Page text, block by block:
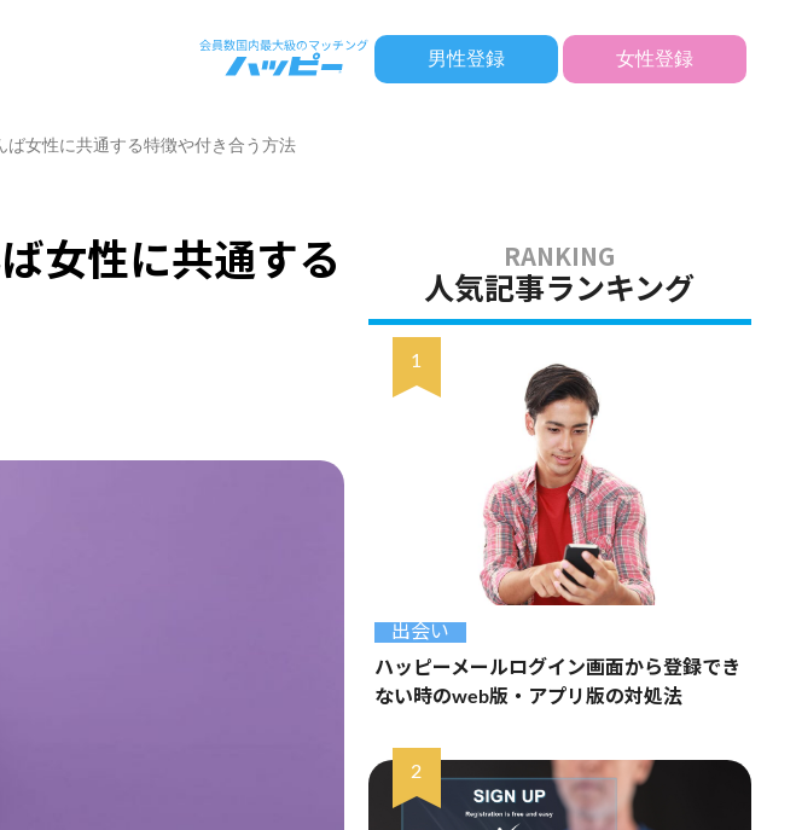
男性登録 女性登録
ば女性に共通する特徴や付き合う方法
女性に共通する
人気記事ランキング
出会い
ハッピーメールログイン画面から登録でき
ない時のweb版・アプリ版の対処法